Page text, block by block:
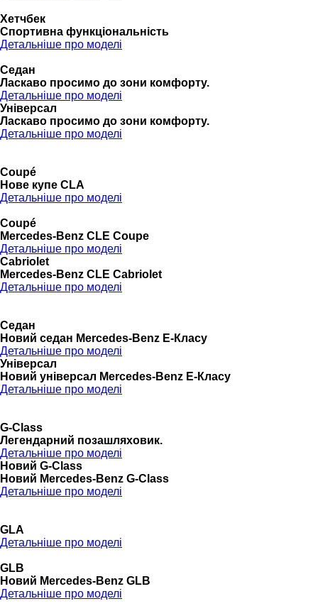
Хетчбек
Спортивна функціональність
Детальніше про моделі
Седан
Ласкаво просимо до зони комфорту.
Детальніше про моделі
Універсал
Ласкаво просимо до зони комфорту.
Детальніше про моделі
Coupé
Нове купе CLA
Детальніше про моделі
Coupé
Mercedes-Benz CLE Coupe
Детальніше про моделі
Cabriolet
Mercedes-Benz CLE Cabriolet
Детальніше про моделі
Седан
Новий седан Mercedes-Benz Е-Класу
Детальніше про моделі
Універсал
Новий універсал Mercedes-Benz E-Класу
Детальніше про моделі
G-Class
Легендарний позашляховик.
Детальніше про моделі
Новий G-Class
Новий Mercedes-Benz G-Class
Детальніше про моделі
GLA
Детальніше про моделі
GLB
Новий Mercedes-Benz GLB
Детальніше про моделі